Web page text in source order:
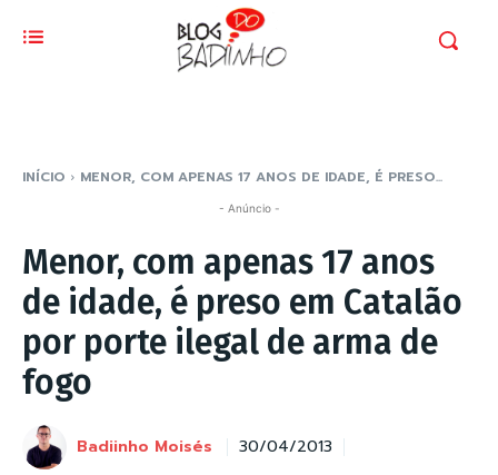
INÍCIO MENOR, COM APENAS 17 ANOS DE IDADE, É PRESO...
- Anúncio -
Menor, com apenas 17 anos
de idade, é preso em Catalão
por porte ilegal de arma de
fogo
Badiinho Moisés 30/04/2013